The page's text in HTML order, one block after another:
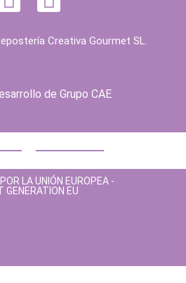
Creativa Gourmet SL.
de Grupo CAE
LA UNIÓN EUROPEA -
GENERATION EU